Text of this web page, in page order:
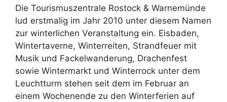
Die Tourismuszentrale Rostock & Warnemünde
lud erstmalig im Jahr 2010 unter diesem Namen
zur winterlichen Veranstaltung ein. Eisbaden,
Wintertaverne, Winterreiten, Strandfeuer mit
Musik und Fackelwanderung, Drachenfest
sowie Wintermarkt und Winterrock unter dem
Leuchtturm stehen seit dem im Februar an
einem Wochenende zu den Winterferien auf